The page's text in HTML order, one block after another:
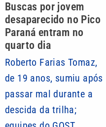
Buscas por jovem
desaparecido no Pico
Paraná entram no
quarto dia
Roberto Farias Tomaz,
de 19 anos, sumiu após
passar mal durante a
descida da trilha;